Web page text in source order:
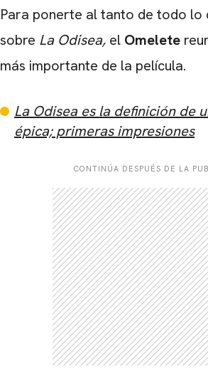
Para ponerte al tanto de todo lo
sobre La Odisea, el Omelete
más importante de la película.
La Odisea es la definición de
épica; primeras impresiones
CONTINÚA DESPUÉS DE LA